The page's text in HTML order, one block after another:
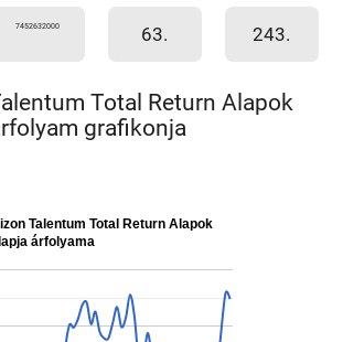
7452632000 63. 243.
Total Return Alapok
grafikonja
Talentum Total Return Alapok
árfolyama